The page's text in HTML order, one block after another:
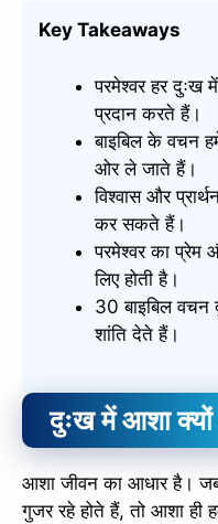
Key Takeaways
परमेश्वर हर दुःख
प्रदान करते हैं।
बाइबिल के वचन
ओर ले जाते हैं।
विश्वास और
कर सकते हैं।
परमेश्वर का प्रेम
लिए होती है।
30 बाइबिल वचन
शांति देते हैं।
दुःख में आशा क्यों
आशा जीवन का आधार है। जब
गुजर रहे होते हैं, तो आशा ही